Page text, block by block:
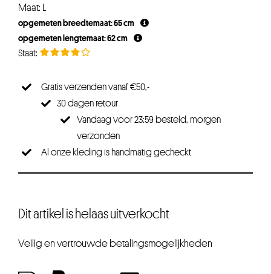
Maat: L
opgemeten breedtemaat: 65 cm
opgemeten lengtemaat: 62 cm
Gratis verzenden vanaf €50,-
30 dagen retour
Vandaag voor 23:59 besteld, morgen
verzonden
Al onze kleding is handmatig gecheckt
Dit artikel is helaas uitverkocht
Veilig en vertrouwde betalingsmogelijkheden